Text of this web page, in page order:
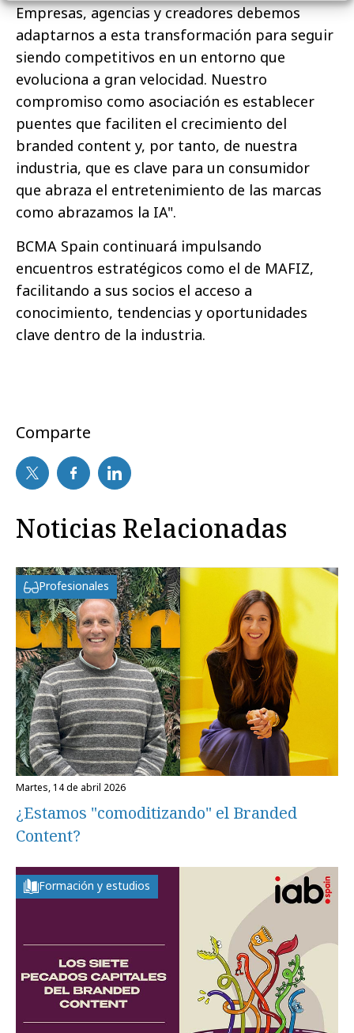
Empresas, agencias y creadores debemos
adaptarnos a esta transformación para seguir
siendo competitivos en un entorno que
evoluciona a gran velocidad. Nuestro
compromiso como asociación es establecer
puentes que faciliten el crecimiento del
branded content y, por tanto, de nuestra
industria, que es clave para un consumidor
que abraza el entretenimiento de las marcas
como abrazamos la IA".
BCMA Spain continuará impulsando
encuentros estratégicos como el de MAFIZ,
facilitando a sus socios el acceso a
conocimiento, tendencias y oportunidades
clave dentro de la industria.
Comparte
Noticias Relacionadas
Profesionales
martes, 14 de abril 2026
¿Estamos "comoditizando" el Branded
Content?
Formación y estudios